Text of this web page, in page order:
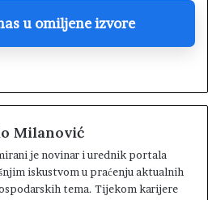
u omiljene izvore
Milanović
je novinar i urednik portala
iskustvom u praćenju aktualnih
tema. Tijekom karijere